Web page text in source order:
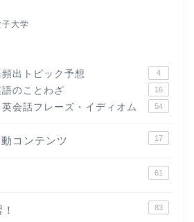
大学
出トピック予想 4
のことわざ 16
会話フレーズ・イディオム 54
コンテンツ 17
61
83